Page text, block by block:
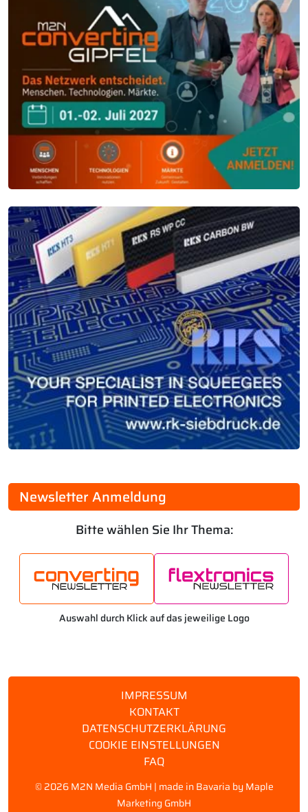
Newsletter Anmeldung
Bitte wählen Sie Ihr Thema:
Auswahl durch Klick auf das jeweilige Logo
IMPRESSUM
KONTAKT
DATENSCHUTZERKLÄRUNG
COOKIE EINSTELLUNGEN
FAQ
© 2026 M2N Media GmbH | made in Bavaria byMaple
Marketing GmbH